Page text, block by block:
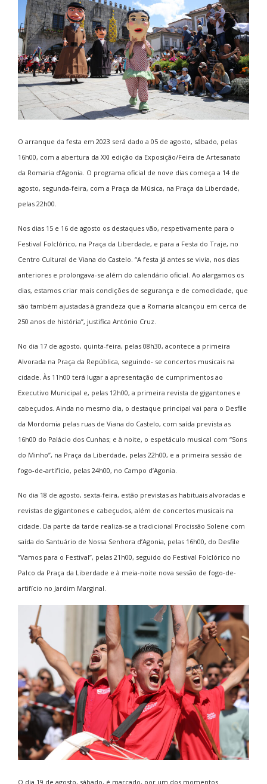
O arranque da festa em 2023 será dado a 05 de agosto, sábado, pelas
16h00, com a abertura da XXI edição da Exposição/Feira de Artesanato
da Romaria d’Agonia. O programa oficial de nove dias começa a 14 de
agosto, segunda-feira, com a Praça da Música, na Praça da Liberdade,
pelas 22h00.
Nos dias 15 e 16 de agosto os destaques vão, respetivamente para o
Festival Folclórico, na Praça da Liberdade, e para a Festa do Traje, no
Centro Cultural de Viana do Castelo. “A festa já antes se vivia, nos dias
anteriores e prolongava-se além do calendário oficial. Ao alargamos os
dias, estamos criar mais condições de segurança e de comodidade, que
são também ajustadas à grandeza que a Romaria alcançou em cerca de
250 anos de história”, justifica António Cruz.
No dia 17 de agosto, quinta-feira, pelas 08h30, acontece a primeira
Alvorada na Praça da República, seguindo- se concertos musicais na
cidade. Às 11h00 terá lugar a apresentação de cumprimentos ao
Executivo Municipal e, pelas 12h00, a primeira revista de gigantones e
cabeçudos. Ainda no mesmo dia, o destaque principal vai para o Desfile
da Mordomia pelas ruas de Viana do Castelo, com saída prevista as
16h00 do Palácio dos Cunhas; e à noite, o espetáculo musical com “Sons
do Minho”, na Praça da Liberdade, pelas 22h00, e a primeira sessão de
fogo-de-artifício, pelas 24h00, no Campo d’Agonia.
No dia 18 de agosto, sexta-feira, estão previstas as habituais alvoradas e
revistas de gigantones e cabeçudos, além de concertos musicais na
cidade. Da parte da tarde realiza-se a tradicional Procissão Solene com
saída do Santuário de Nossa Senhora d’Agonia, pelas 16h00, do Desfile
“Vamos para o Festival”, pelas 21h00, seguido do Festival Folclórico no
Palco da Praça da Liberdade e à meia-noite nova sessão de fogo-de-
artifício no Jardim Marginal.
O dia 19 de agosto, sábado, é marcado, por um dos momentos